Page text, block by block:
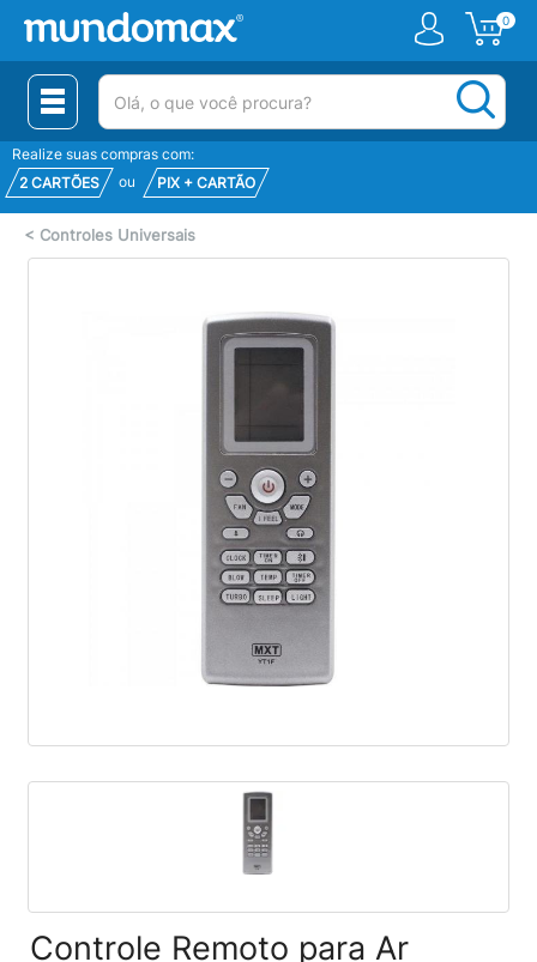
0
(pesquisar)
Realize suas compras com:
2 CARTÕES
ou PIX + CARTÃO
< Controles Universais
Controle Remoto para Ar